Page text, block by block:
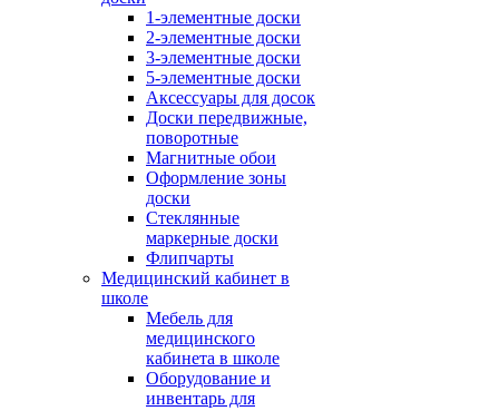
1-элементные доски
2-элементные доски
3-элементные доски
5-элементные доски
Аксессуары для досок
Доски передвижные,
поворотные
Магнитные обои
Оформление зоны
доски
Стеклянные
маркерные доски
Флипчарты
Медицинский кабинет в
школе
Мебель для
медицинского
кабинета в школе
Оборудование и
инвентарь для